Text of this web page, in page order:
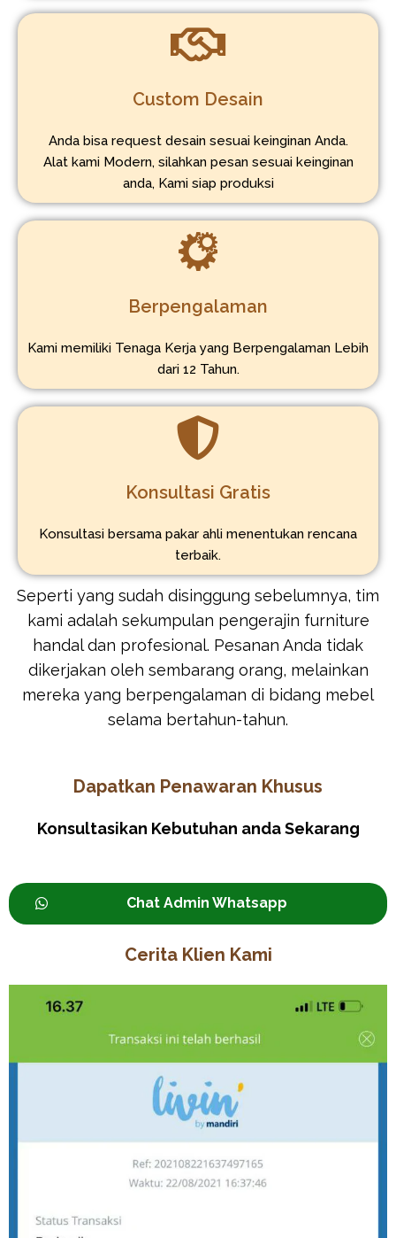
Custom Desain
Anda bisa request desain sesuai keinginan Anda.
Alat kami Modern, silahkan pesan sesuai keinginan
anda, Kami siap produksi
Berpengalaman
Kami memiliki Tenaga Kerja yang Berpengalaman Lebih
dari 12 Tahun.
Konsultasi Gratis
Konsultasi bersama pakar ahli menentukan rencana
terbaik.
Seperti yang sudah disinggung sebelumnya, tim
kami adalah sekumpulan pengerajin furniture
handal dan profesional. Pesanan Anda tidak
dikerjakan oleh sembarang orang, melainkan
mereka yang berpengalaman di bidang mebel
selama bertahun-tahun.
Dapatkan Penawaran Khusus
Konsultasikan Kebutuhan anda Sekarang
Chat Admin Whatsapp
Cerita Klien Kami